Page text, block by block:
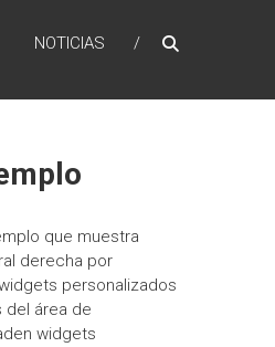
NOTICIAS
que muestra
derecha por
personalizados
del área de
widgets